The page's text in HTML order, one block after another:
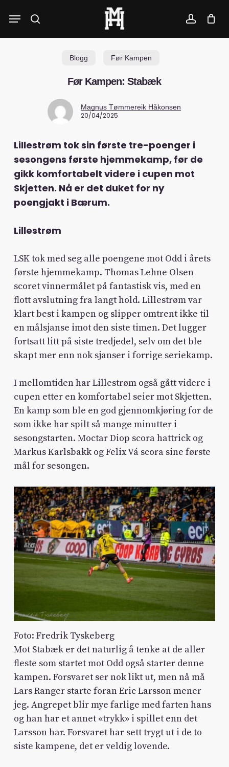
search account
Menu
Blogg Før Kampen
Før Kampen: Stabæk
Magnus Tømmereik Håkonsen
20/04/2025
Lillestrøm tok sin første tre-poenger i
sesongens første hjemmekamp, før de
gikk komfortabelt videre i cupen mot
Skjetten. Nå er det duket for ny
poengjakt i Bærum.
Lillestrøm
LSK tok med seg alle poengene mot Odd i årets
første hjemmekamp. Thomas Lehne Olsen
scoret vinnermålet på fantastisk vis, med en
flott avslutning fra langt hold. Lillestrøm var
klart best i kampen og slipper omtrent ikke til
en målsjanse imot den siste timen. Det lugger
fortsatt litt på siste tredjedel, selv om det ble
skapt mer enn nok sjanser i forrige seriekamp.
I mellomtiden har Lillestrøm også gått videre i
cupen etter en komfortabel seier mot Skjetten.
En kamp som ble en god gjennomkjøring for de
som ikke har spilt så mange minutter i
sesongstarten. Moctar Diop scora hattrick og
Markus Karlsbakk og Felix Vá scora sine første
mål for sesongen.
Foto: Fredrik Tyskeberg
Mot Stabæk er det naturlig å tenke at de aller
fleste som startet mot Odd også starter denne
kampen. Forsvaret ser nok likt ut, men nå må
Lars Ranger starte foran Eric Larsson mener
jeg. Angrepet blir mye farlige med farten hans
og han har et annet «trykk» i spillet enn det
Larsson har. Forsvaret har sett trygt ut i de to
siste kampene, det er veldig lovende.